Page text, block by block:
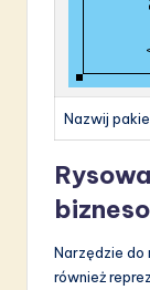
Nazwij
Narzędzie do
również